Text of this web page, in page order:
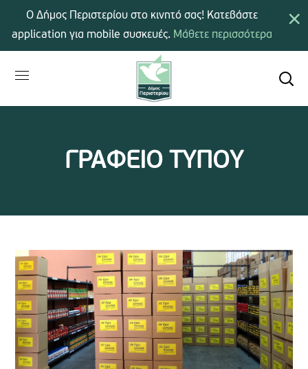
ΓΡΑΦΕΙΟ ΤΥΠΟΥ
×
Ο Δήμος Περιστερίου στο κινητό σας! Κατεβάστε
application για mobile συσκευές. Μάθετε περισσότερα